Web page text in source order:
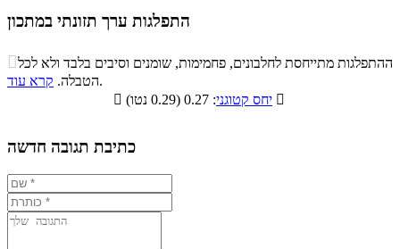
התפלגות ערך תזונתי במתכון
התפלגות ערך תזונתי במתכון
סיבים
תזונתיים
שומנים חלבונים
6.9% 68.1%
ההתפלגות מתייחסת לחלבונים, פחמימות, שומנים וסיבים בלבד ולא לכל
הטבלה. קרא עוד
.

יחס קטוגני 
כתיבת תגובה חדשה